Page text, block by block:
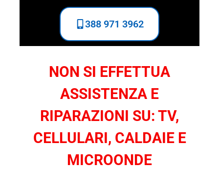
388 971 3962
NON SI EFFETTUA
ASSISTENZA E
RIPARAZIONI SU: TV,
CELLULARI, CALDAIE E
MICROONDE